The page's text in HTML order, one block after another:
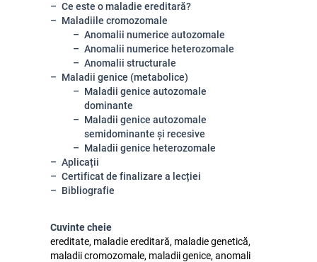
Ce este o maladie ereditară?
Maladiile cromozomale
Anomalii numerice autozomale
Anomalii numerice heterozomale
Anomalii structurale
Maladii genice (metabolice)
Maladii genice autozomale
dominante
Maladii genice autozomale
semidominante și recesive
Maladii genice heterozomale
Aplicații
Certificat de finalizare a lecției
Bibliografie
Cuvinte cheie
ereditate, maladie ereditară, maladie genetică,
maladii cromozomale, maladii genice, anomali